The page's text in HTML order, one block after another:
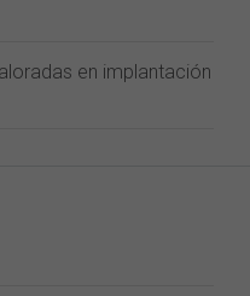
en implantación